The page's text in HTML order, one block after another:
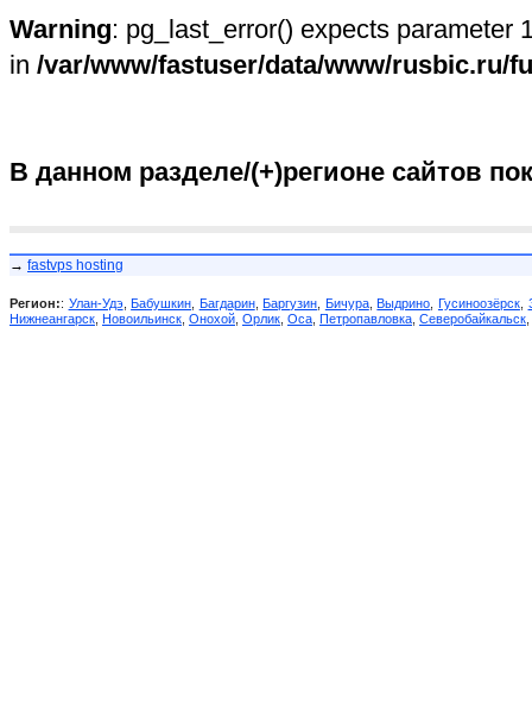
Warning: pg_last_error() expects parameter
in /var/www/fastuser/data/www/rusbic.ru/
В данном разделе/(+)регионе сайтов
→ fastvps hosting
Регион:: Улан-Удэ ,Бабушкин Багдарин,Баргузин Бичура,Выдрино Гусиноозёрск,
Нижнеангарск Новоильинск Онохой Орлик Оса Петропавловка Северобайкальск